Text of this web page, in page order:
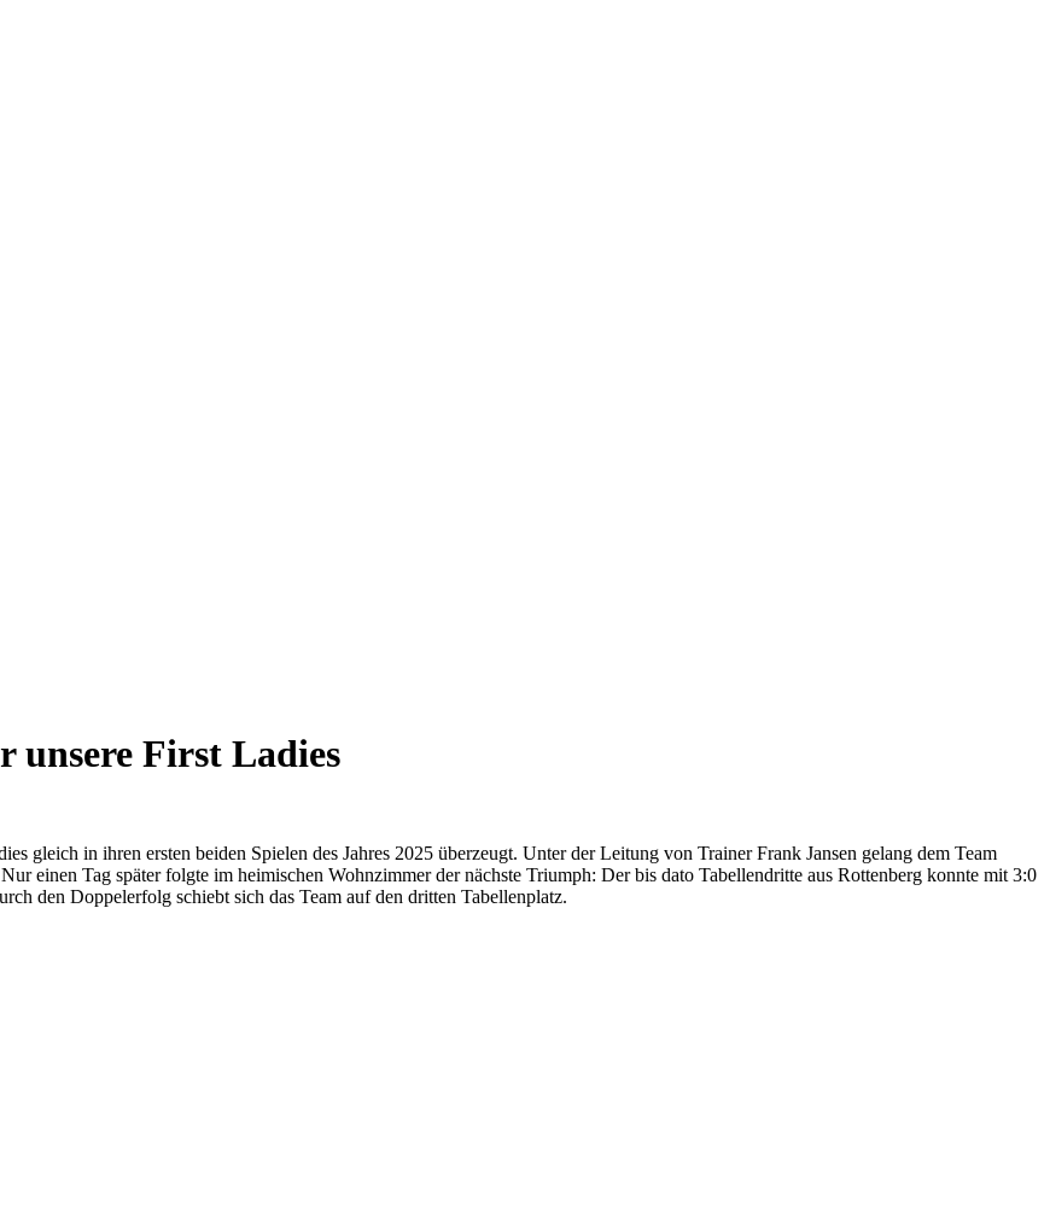
unsere First Ladies
gleich in ihren ersten beiden Spielen des Jahres 2025 überzeugt. Unter der Leitung von Trainer Frank Jansen gelang dem Team
einen Tag später folgte im heimischen Wohnzimmer der nächste Triumph: Der bis dato Tabellendritte aus Rottenberg konnte mit 3:0
den Doppelerfolg schiebt sich das Team auf den dritten Tabellenplatz.